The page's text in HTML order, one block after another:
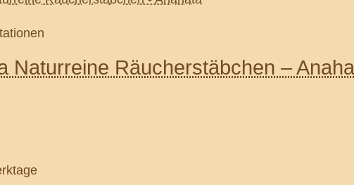
Naturreine Räucherstäbchen –